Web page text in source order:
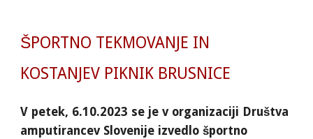
ŠPORTNO TEKMOVANJE IN
KOSTANJEV PIKNIK BRUSNICE
V petek, 6.10.2023 se je v organizaciji Društva
amputirancev Slovenije izvedlo športno